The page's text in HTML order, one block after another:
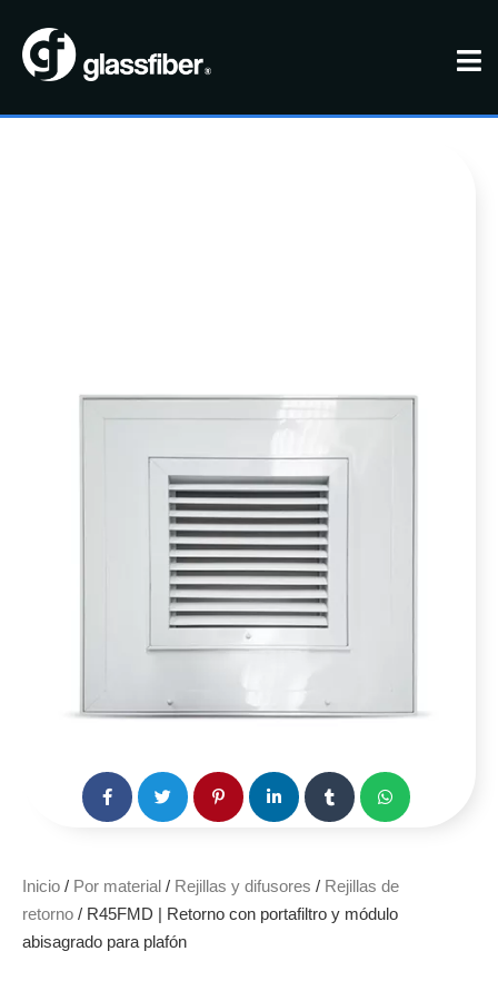
Inicio / Por material / Rejillas y difusores / Rejillas de
retorno / R45FMD | Retorno con portafiltro y módulo
abisagrado para plafón